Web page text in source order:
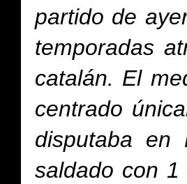
partido de
temporadas
catalán. El
centrado
disputaba en
saldado con